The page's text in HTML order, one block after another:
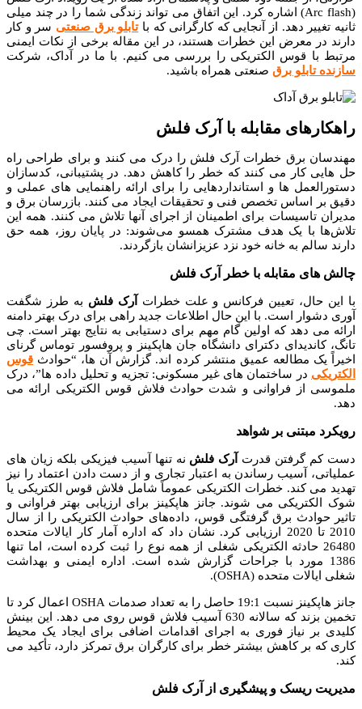
(Arc flash) اشاره کرد. این اتفاق می تواند زندگی شما را در چند میلی
ثانیه تغییر دهد. از آنجایی که کارگرانی که باتابلو برق صنعتی سر و کار
دارند در معرض این خطرات هستند، در این مقاله برخی از نکات ایمنی
مرتبط با قوس الکتریکی را بررسی می کنیم. با ما در آداک، شرکت
سازنده تابلو برق صنعتی همراه باشید.
راهکارهای مقابله با آرک فلش
مهندسان برق خطرات آرک فلش را درک می کنند و برای طراحی راه
حل هایی کار می کنند که خطر را کاهش دهد. در پشتیبانی، کدسازان
دستورالعمل ها و استانداردهایی را برای ارائه راهنمایی های عملی و
دقیق بر اساس تخصص فنی و تحقیقات ایجاد می کنند. بازرسان برق و
مدیران تاسیسات برای اطمینان از اجرای آنها تلاش می کنند. همه این
تلاش‌ها با یک هدف مشترک همسو می‌شوند: در پایان روز، همه حق
دارند سالم به خانه خود نزد عزیزانشان بازگردند.
چالش های مقابله با خطر آرک فلش
با این حال، تعیین فرکانس و علت خطرات آرک فلش به طرز شگفت
آوری دشوار است. با این حال اطلاعات جدید راهی برای درک بهتر دامنه
ارائه می دهد که اولین گام مهم برای دستیابی به نتایج بهتر است. چی
تانگ، کاندیدای دکترای دانشگاه جان هاپکینز و پروفسور توماس گرنای
اخیراً یک مطالعه عمیق منتشر کرده اند. گزارش آن ها، “حوادث قوس
الکتریکی در ساختمان های غیر مسکونی: تجزیه و تحلیل داده ها”، درک
ملموسی از فراوانی و شدت حوادث فلاش قوس الکتریکی ارائه می
دهد.
رویکرد مبتنی بر شواهد
دست کم گرفتن قدرت آرک فلش نه تنها آسیب فیزیکی بلکه زیان های
عملیاتی، آسیب رساندن به اعتبار تجاری و از دست دادن اعتماد را نیز
تهدید می کند. خطرات الکتریکی عموماً شامل فلاش قوس الکتریکی یا
شوک الکتریکی می شوند. جانز هاپکینز برای ارزیابی بهتر فراوانی و
تاثیر حوادث برق گرفتگی قوس، داده‌های حوادث الکتریکی را از سال
2010 تا 2020 ارزیابی کرد. نشان داد که اداره آمار کار ایالات متحده
26480 حادثه الکتریکی شغلی از همه نوع را ثبت کرده است، اما تنها
1386 مورد با جراحات گزارش شده است. اداره ایمنی و بهداشت
شغلی ایالات متحده (OSHA).
جانز هاپکینز نسبت 19:1 حاصل را به تعداد صدمات OSHA اعمال کرد تا
تخمین بزند که سالانه 630 آسیب فلاش قوس روی می دهد. این بینش
کلیدی بر نیاز فوری به اجرای اقدامات اضافی برای ایجاد یک محیط
کاری که بر کاهش بیشتر خطر برای کارگران برق تمرکز دارد، تأکید می
کند.
مدیریت ریسک و پیشگیری از آرک فلش